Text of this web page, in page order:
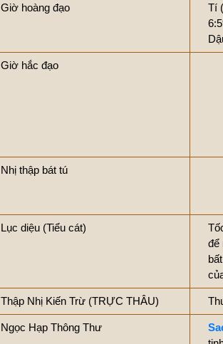
Giờ hoàng đạo Tí
Giờ hắc đạo
Nhị thập bát tú
Lục diệu (Tiểu cát)
để
Thập Nhị Kiến Trừ (TRỰC THÂU)
Ngọc Hạp Thông Thư